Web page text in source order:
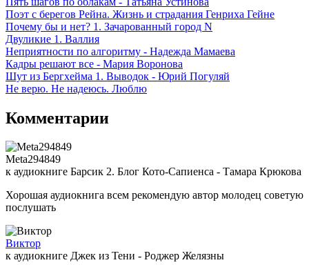
Поэт с берегов Рейна. Жизнь и страдания Генриха Гейне
Почему бы и нет? 1. Зачарованный город N
Двуликие 1. Валлия
Неприятности по алгоритму - Надежда Мамаева
Кадры решают все - Мария Воронова
Шут из Бергхейма 1. Выводок - Юрий Погуляй
Не верю. Не надеюсь. Люблю
Комментарии
Meta294849
к аудиокниге Барсик 2. Блог Кото-Сапиенса - Тамара Крюкова
Хорошая аудиокнига всем рекомендую автор молодец советую
послушать
Виктор
к аудиокниге Джек из Тени - Роджер Желязны